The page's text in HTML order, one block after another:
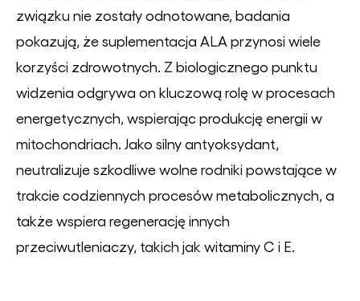
związku nie zostały odnotowane, badania
pokazują, że suplementacja ALA przynosi wiele
korzyści zdrowotnych. Z biologicznego punktu
widzenia odgrywa on kluczową rolę w procesach
energetycznych, wspierając produkcję energii w
mitochondriach. Jako silny antyoksydant,
neutralizuje szkodliwe wolne rodniki powstające w
trakcie codziennych procesów metabolicznych, a
także wspiera regenerację innych
przeciwutleniaczy, takich jak witaminy C i E.